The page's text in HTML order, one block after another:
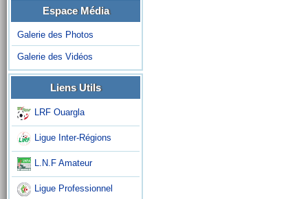
Espace Média
Galerie des Photos
Galerie des Vidéos
Liens Utils
LRF Ouargla
Ligue Inter-Régions
L.N.F Amateur
Ligue Professionnel